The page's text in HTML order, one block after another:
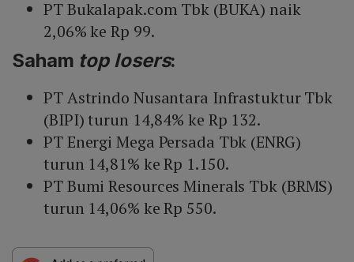
PT Bukalapak.com Tbk (BUKA) naik
2,06% ke Rp 99.
Saham top losers:
PT Astrindo Nusantara Infrastuktur Tbk
(BIPI) turun 14,84% ke Rp 132.
PT Energi Mega Persada Tbk (ENRG)
turun 14,81% ke Rp 1.150.
PT Bumi Resources Minerals Tbk (BRMS)
turun 14,06% ke Rp 550.